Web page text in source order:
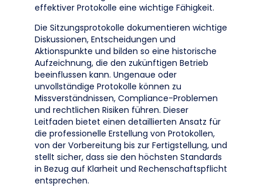
effektiver Protokolle eine wichtige Fähigkeit.
Die Sitzungsprotokolle dokumentieren wichtige
Diskussionen, Entscheidungen und
Aktionspunkte und bilden so eine historische
Aufzeichnung, die den zukünftigen Betrieb
beeinflussen kann. Ungenaue oder
unvollständige Protokolle können zu
Missverständnissen, Compliance-Problemen
und rechtlichen Risiken führen. Dieser
Leitfaden bietet einen detaillierten Ansatz für
die professionelle Erstellung von Protokollen,
von der Vorbereitung bis zur Fertigstellung, und
stellt sicher, dass sie den höchsten Standards
in Bezug auf Klarheit und Rechenschaftspflicht
entsprechen.